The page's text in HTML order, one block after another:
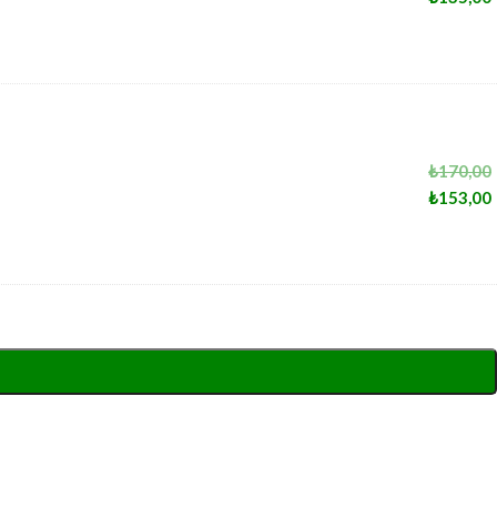
₺170,00
₺153,00